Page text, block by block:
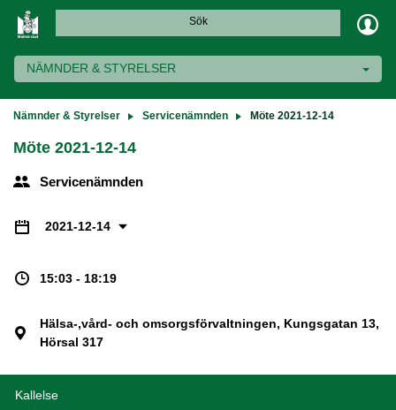
Sök
NÄMNDER & STYRELSER
Nämnder & Styrelser Servicenämnden Möte 2021-12-14
Möte 2021-12-14
Servicenämnden
2021-12-14
15:03 - 18:19
Hälsa-,vård- och omsorgsförvaltningen, Kungsgatan 13,
Hörsal 317
Kallelse